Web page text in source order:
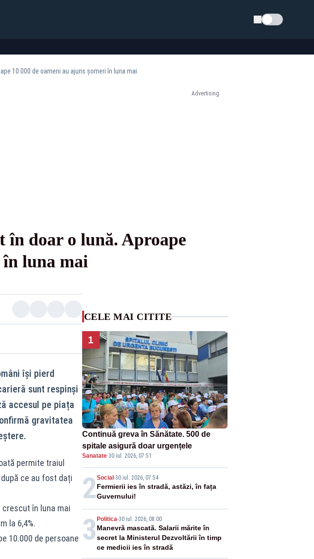
Schimba tema
10.000 de oameni au ajuns șomeri în luna mai
Advertising
în doar o lună. Aproape
în luna mai
își pierd
sunt respinși
accesul pe piața
gravitatea
permite traiul
ce au fost dați
în luna mai
la 6,4%.
10.000 de persoane
CELE MAI CITITE
1
Continuă greva în Sănătate. 500 de
spitale asigură doar urgențele
Sanatate·30 iul. 2026, 07:51
2Social -30 iul. 2026, 07:54
Fermierii ies în stradă, astăzi, în fața
Guvernului!
3 Politica-30 iul. 2026, 08:00
Manevră mascată. Salarii mărite în
secret la Ministerul Dezvoltării în timp
ce medicii ies în stradă